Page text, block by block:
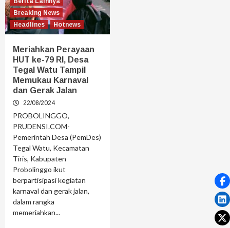
Breaking News
Headlines
Hotnews
Meriahkan Perayaan
HUT ke-79 RI, Desa
Tegal Watu Tampil
Memukau Karnaval
dan Gerak Jalan
22/08/2024
PROBOLINGGO,
PRUDENSI.COM-
Pemerintah Desa (PemDes)
Tegal Watu, Kecamatan
Tiris, Kabupaten
Probolinggo ikut
berpartisipasi kegiatan
karnaval dan gerak jalan,
dalam rangka
memeriahkan...